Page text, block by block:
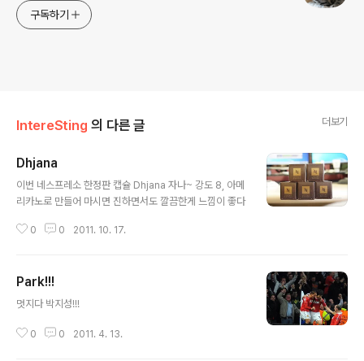
구독하기
IntereSting 의 다른 글 더보기
Dhjana
이번 네스프레소 한정판 캡슐 Dhjana 자나~ 강도 8, 아메
리카노로 만들어 마시면 진하면서도 깔끔한게 느낌이 좋다
0 0 2011. 10. 17.
Park!!!
멋지다 박지성!!!
0 0 2011. 4. 13.